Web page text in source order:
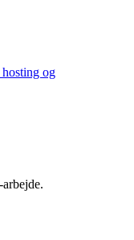
hosting og